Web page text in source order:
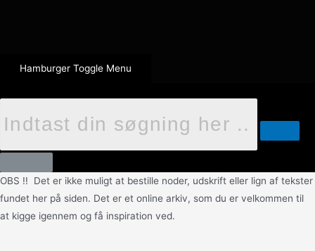
Hamburger Toggle Menu
OBS !! Det er ikke muligt at bestille noder, udskrift eller lign af tekster
fundet her på siden. Det er et online arkiv, som du er velkommen til
at kigge igennem og få inspiration ved.